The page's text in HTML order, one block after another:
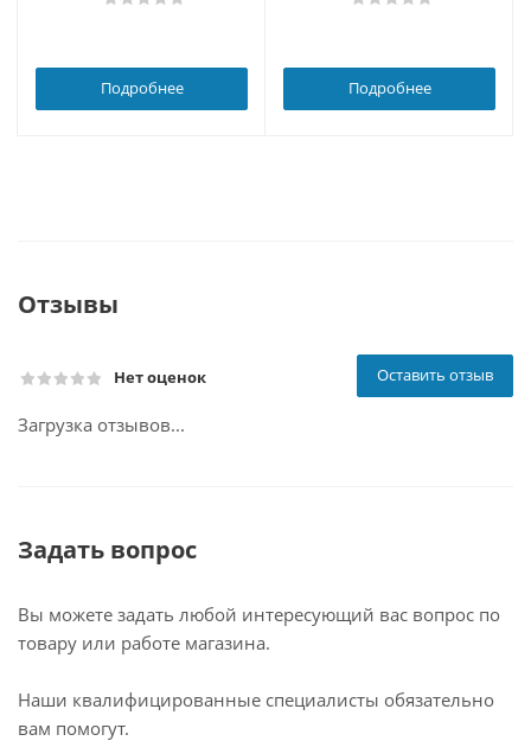
Подробнее Подробнее
Отзывы
Нет оценок Оставить отзыв
Загрузка отзывов...
Задать вопрос
Вы можете задать любой интересующий вас вопрос по
товару или работе магазина.
Наши квалифицированные специалисты обязательно
вам помогут.